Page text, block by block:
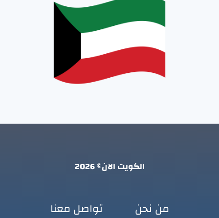
الكويت الان© 2026
من نحن
تواصل معنا